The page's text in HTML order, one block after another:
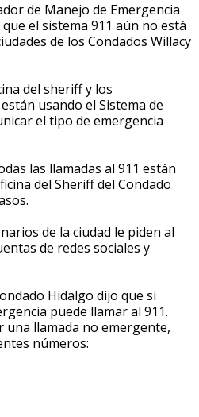
de Manejo de Emergencia
el sistema 911 aún no está
de los Condados Willacy
del sheriff y los
usando el Sistema de
el tipo de emergencia
las llamadas al 911 están
del Sheriff del Condado
de la ciudad le piden al
de redes sociales y
Hidalgo dijo que si
puede llamar al 911.
una llamada no emergente,
números: